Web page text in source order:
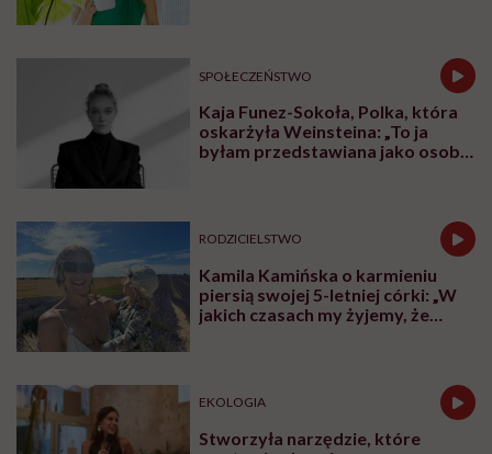
SPOŁECZEŃSTWO
Kaja Funez-Sokoła, Polka, która
oskarżyła Weinsteina: „To ja
byłam przedstawiana jako osoba,
RODZICIELSTWO
Kamila Kamińska o karmieniu
piersią swojej 5-letniej córki: „W
jakich czasach my żyjemy, że
EKOLOGIA
Stworzyła narzędzie, które